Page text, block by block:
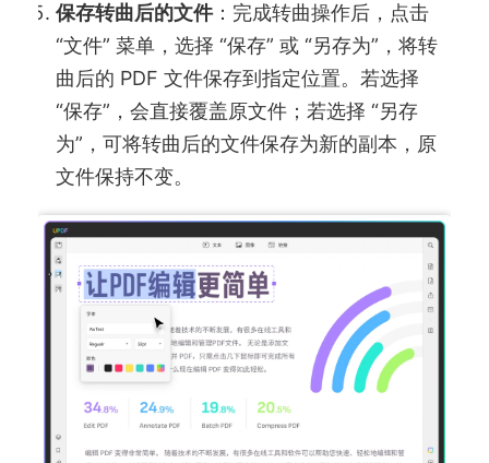
保存转曲后的文件：完成转曲操作后，点击
“文件” 菜单，选择 “保存” 或 “另存为”，将转
曲后的 PDF 文件保存到指定位置。若选择
“保存”，会直接覆盖原文件；若选择 “另存
为”，可将转曲后的文件保存为新的副本，原
文件保持不变。